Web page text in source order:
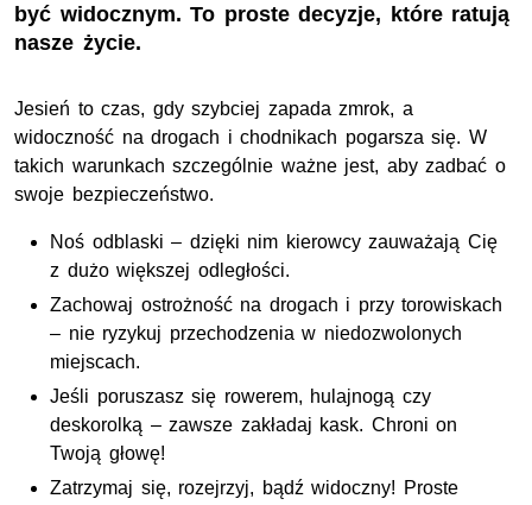
być widocznym. To proste decyzje, które ratują
nasze życie.
Jesień to czas, gdy szybciej zapada zmrok, a
widoczność na drogach i chodnikach pogarsza się. W
takich warunkach szczególnie ważne jest, aby zadbać o
swoje bezpieczeństwo.
Noś odblaski – dzięki nim kierowcy zauważają Cię
z dużo większej odległości.
Zachowaj ostrożność na drogach i przy torowiskach
– nie ryzykuj przechodzenia w niedozwolonych
miejscach.
Jeśli poruszasz się rowerem, hulajnogą czy
deskorolką – zawsze zakładaj kask. Chroni on
Twoją głowę!
Zatrzymaj się, rozejrzyj, bądź widoczny! Proste